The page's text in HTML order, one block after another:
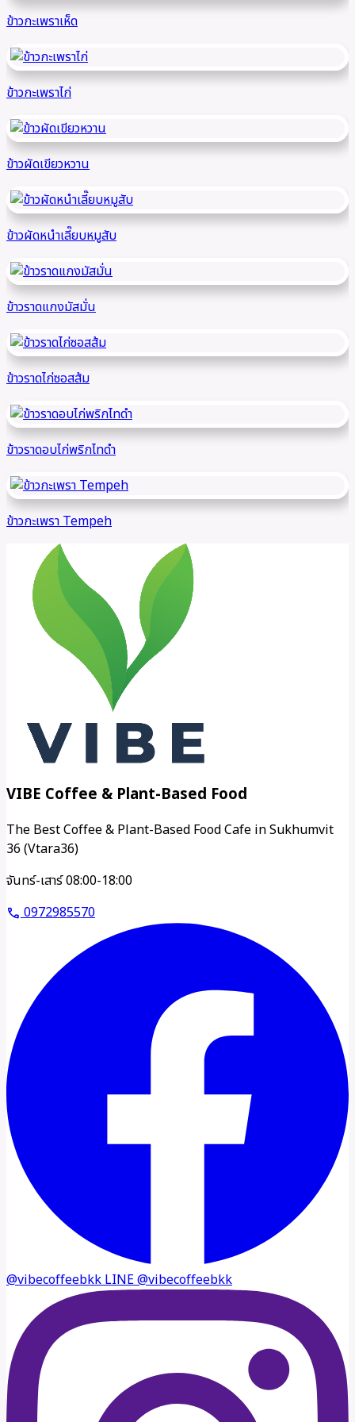
VIBE Coffee & Plant-Based Food
The Best Coffee & Plant-Based Food Cafe in Sukhumvit
36 (Vtara36)
จันทร์-เสาร์ 08:00-18:00
call 0972985570
@vibecoffeebkkLINE@vibecoffeebkk